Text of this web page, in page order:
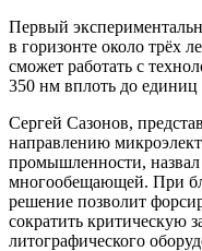
Первый
в горизонте около трёх
сможет работать с
350 нм вплоть до единиц
Сергей Сазонов,
направлению
промышленности,
многообещающей. При
решение позволит
сократить критическую
литографического